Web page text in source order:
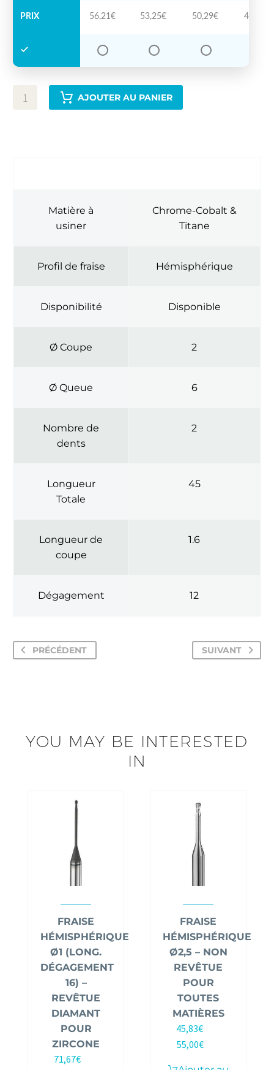
PRIX 56,21€ 53,25€ 50,29€ 47,34
AJOUTER AU PANIER
Matière à
usiner
Chrome-Cobalt &
Titane
Profil de fraise Hémisphérique
Disponibilité Disponible
Ø Coupe 2
Ø Queue 6
Nombre de
dents
2
Longueur
Totale
45
Longueur de
coupe
1.6
Dégagement 12
PRÉCÉDENT SUIVANT
YOU MAY BE INTERESTED
IN
FRAISE
HÉMISPHÉRIQUE
Ø1 (LONG.
DÉGAGEMENT
16) –
REVÊTUE
DIAMANT
POUR
ZIRCONE
71,67€
FRAISE
HÉMISPHÉRIQUE
Ø2,5 – NON
REVÊTUE
POUR
TOUTES
MATIÈRES
45,83€
55,00€